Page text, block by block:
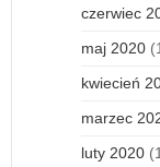
czerwiec
maj 2020
kwiecień
marzec
luty 2020